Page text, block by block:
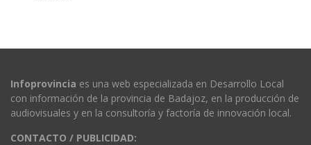
Infoprovincia es una web especializada en Desarrollo Local
con información de la provincia de Badajoz, en la producción de
audiovisuales y en la consultoría y factoría de innovación local.
CONTACTO / PUBLICIDAD: